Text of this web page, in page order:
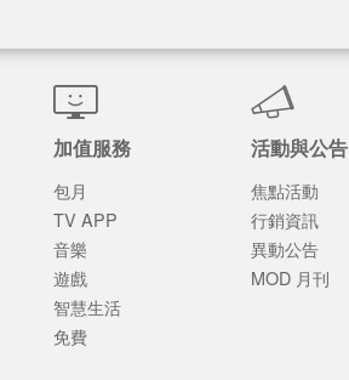
加值服務
包月
TV APP
音樂
遊戲
智慧生活
免費
活動與公告
焦點活動
行銷資訊
異動公告
MOD 月刊